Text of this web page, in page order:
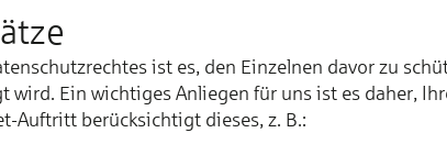
ist es, den Einzelnen davor zu
wird. Ein wichtiges Anliegen für uns ist es daher,
Auftritt berücksichtigt dieses, z. B.: